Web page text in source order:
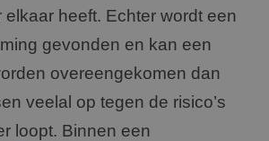
elkaar heeft. Echter wordt een
gevonden en kan een
overeengekomen dan
veelal op tegen de risico’s
loopt. Binnen een